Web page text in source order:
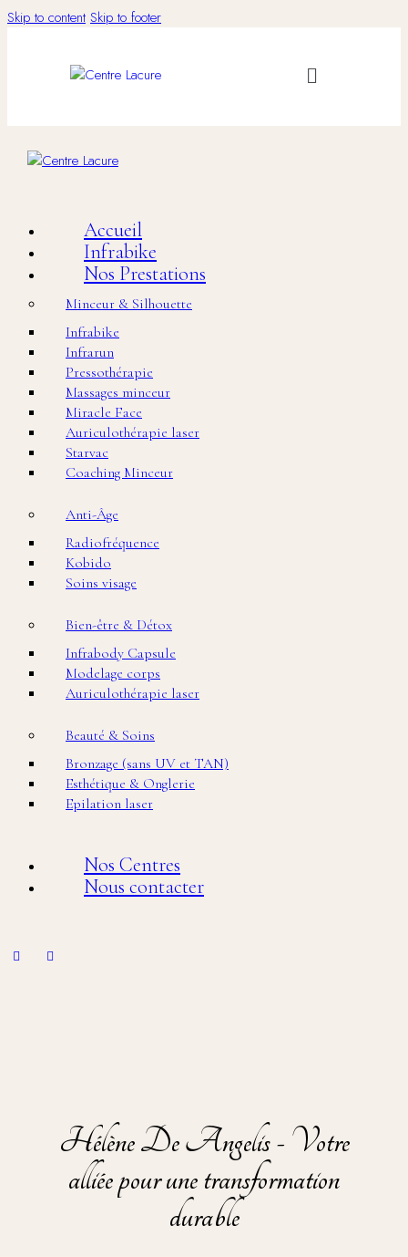
Skip to content Skip to footer
Accueil
Infrabike
Nos Prestations
Minceur & Silhouette
Infrabike
Infrarun
Pressothérapie
Massages minceur
Miracle Face
Auriculothérapie laser
Starvac
Coaching Minceur
Anti-Âge
Radiofréquence
Kobido
Soins visage
Bien-être & Détox
Infrabody Capsule
Modelage corps
Auriculothérapie laser
Beauté & Soins
Bronzage (sans UV et TAN)
Esthétique & Onglerie
Epilation laser
Nos Centres
Nous contacter
Hélène De Angelis - Votre
alliée pour une transformation
durable